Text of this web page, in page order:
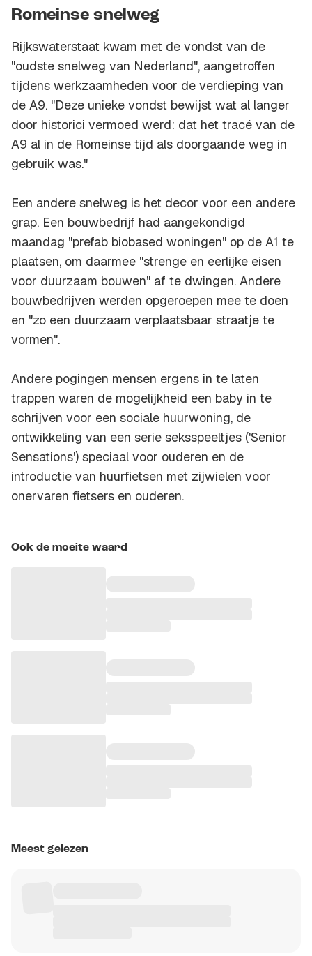
Romeinse snelweg
Rijkswaterstaat kwam met de vondst van de
"oudste snelweg van Nederland", aangetroffen
tijdens werkzaamheden voor de verdieping van
de A9. "Deze unieke vondst bewijst wat al langer
door historici vermoed werd: dat het tracé van de
A9 al in de Romeinse tijd als doorgaande weg in
gebruik was."
Een andere snelweg is het decor voor een andere
grap. Een bouwbedrijf had aangekondigd
maandag "prefab biobased woningen" op de A1 te
plaatsen, om daarmee "strenge en eerlijke eisen
voor duurzaam bouwen" af te dwingen. Andere
bouwbedrijven werden opgeroepen mee te doen
en "zo een duurzaam verplaatsbaar straatje te
vormen".
Andere pogingen mensen ergens in te laten
trappen waren de mogelijkheid een baby in te
schrijven voor een sociale huurwoning, de
ontwikkeling van een serie seksspeeltjes ('Senior
Sensations') speciaal voor ouderen en de
introductie van huurfietsen met zijwielen voor
onervaren fietsers en ouderen.
Ook de moeite waard
Meest gelezen